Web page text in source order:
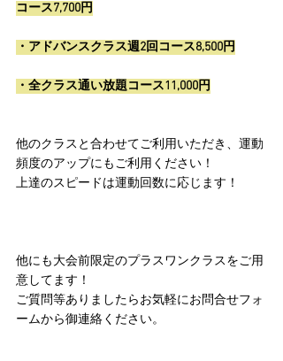
コース7,700円
・アドバンスクラス週2回コース8,500円
・全クラス通い放題コース11,000円
他のクラスと合わせてご利用いただき、運動
頻度のアップにもご利用ください！
上達のスピードは運動回数に応じます！
他にも大会前限定のプラスワンクラスをご用
意してます！
ご質問等ありましたらお気軽にお問合せフォ
ームから御連絡ください。